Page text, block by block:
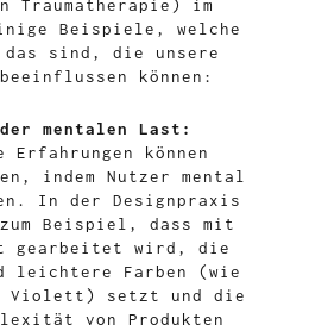
Traumatherapie) im
Beispiele, welche
das sind, die unsere
beeinflussen können:
mentalen Last:
Erfahrungen können
indem Nutzer mental
In der Designpraxis
Beispiel, dass mit
gearbeitet wird, die
leichtere Farben (wie
Violett) setzt und die
von Produkten